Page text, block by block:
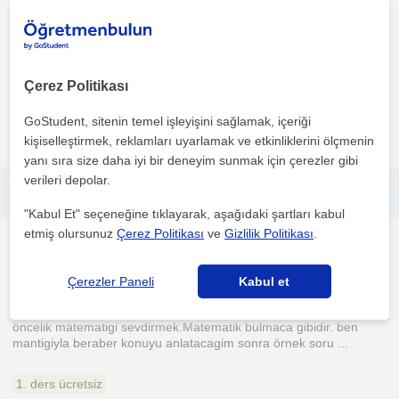
ODTÜ öğrencisinden matematik dersi.
1. ders ücretsiz
daha fazlasını gör Ücretsiz iletişime geç
Matematik
Tokat Sehri, Hasanbaba, ...
öncelik matematigi sevdirmek.Matematik bulmaca gibidir. ben
mantigiyla beraber konuyu anlatacagim sonra örnek soru ...
1. ders ücretsiz
Çerez Politikası
GoStudent, sitenin temel işleyişini sağlamak, içeriği
kişiselleştirmek, reklamları uyarlamak ve etkinliklerini ölçmenin
yanı sıra size daha iyi bir deneyim sunmak için çerezler gibi
verileri depolar.
"Kabul Et" seçeneğine tıklayarak, aşağıdaki şartları kabul
etmiş olursunuzÇerez Politikası veGizlilik Politikası
Çerezler Paneli Kabul et